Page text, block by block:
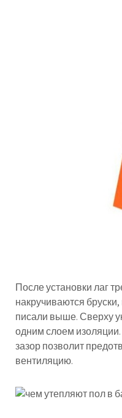
После установки лаг
накручиваются
писали выше. Сверху
одним слоем
зазор позволит
вентиляцию.